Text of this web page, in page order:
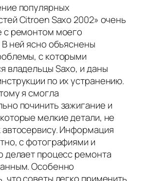
популярных
Citroen Saxo 2002» очень
с ремонтом моего
ней ясно объяснены
с которыми
владельцы Saxo, и даны
по их устранению.
я смогла
починить зажигание и
мелкие детали, не
Информация
с фотографиями и
делает процесс ремонта
Особенно
что советы легко применить